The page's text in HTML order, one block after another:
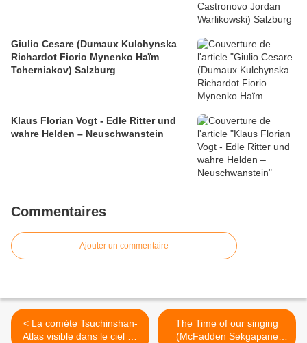
Giulio Cesare (Dumaux Kulchynska
Richardot Fiorio Mynenko Haïm
Tcherniakov) Salzburg
Klaus Florian Vogt - Edle Ritter und
wahre Helden – Neuschwanstein
Commentaires
Ajouter un commentaire
< La comète Tsuchinshan-
Atlas visible dans le ciel en
The Time of our singing
(McFadden Sekgapane